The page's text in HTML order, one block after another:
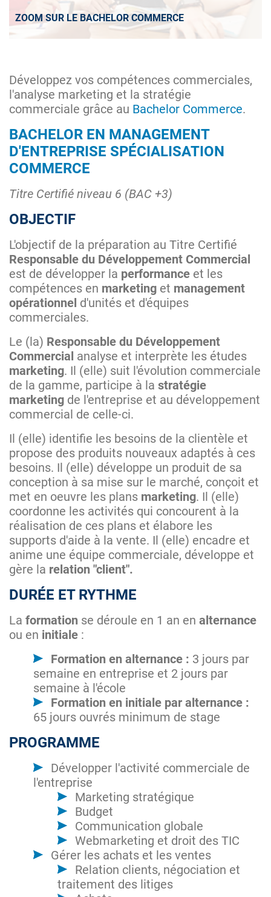
ZOOM SUR LE BACHELOR COMMERCE
Développez vos compétences commerciales,
l'analyse marketing et la stratégie
commerciale grâce au Bachelor Commerce.
BACHELOR EN MANAGEMENT
D'ENTREPRISE SPÉCIALISATION
COMMERCE
Titre Certifié niveau 6 (BAC +3)
OBJECTIF
L'objectif de la préparation au Titre Certifié
Responsable du Développement Commercial
est de développer la performance et les
compétences en marketing et management
opérationnel d'unités et d'équipes
commerciales.
Le (la) Responsable du Développement
Commercial analyse et interprète les études
marketing. Il (elle) suit l'évolution commerciale
de la gamme, participe à la stratégie
marketing de l'entreprise et au développement
commercial de celle-ci.
Il (elle) identifie les besoins de la clientèle et
propose des produits nouveaux adaptés à ces
besoins. Il (elle) développe un produit de sa
conception à sa mise sur le marché, conçoit et
met en oeuvre les plans marketing. Il (elle)
coordonne les activités qui concourent à la
réalisation de ces plans et élabore les
supports d'aide à la vente. Il (elle) encadre et
anime une équipe commerciale, développe et
gère la relation "client".
DURÉE ET RYTHME
La formation se déroule en 1 an en alternance
ou en initiale :
Formation en alternance : 3 jours par
semaine en entreprise et 2 jours par
semaine à l'école
Formation en initiale par alternance :
65 jours ouvrés minimum de stage
PROGRAMME
Développer l'activité commerciale de
l'entreprise
Marketing stratégique
Budget
Communication globale
Webmarketing et droit des TIC
Gérer les achats et les ventes
Relation clients, négociation et
traitement des litiges